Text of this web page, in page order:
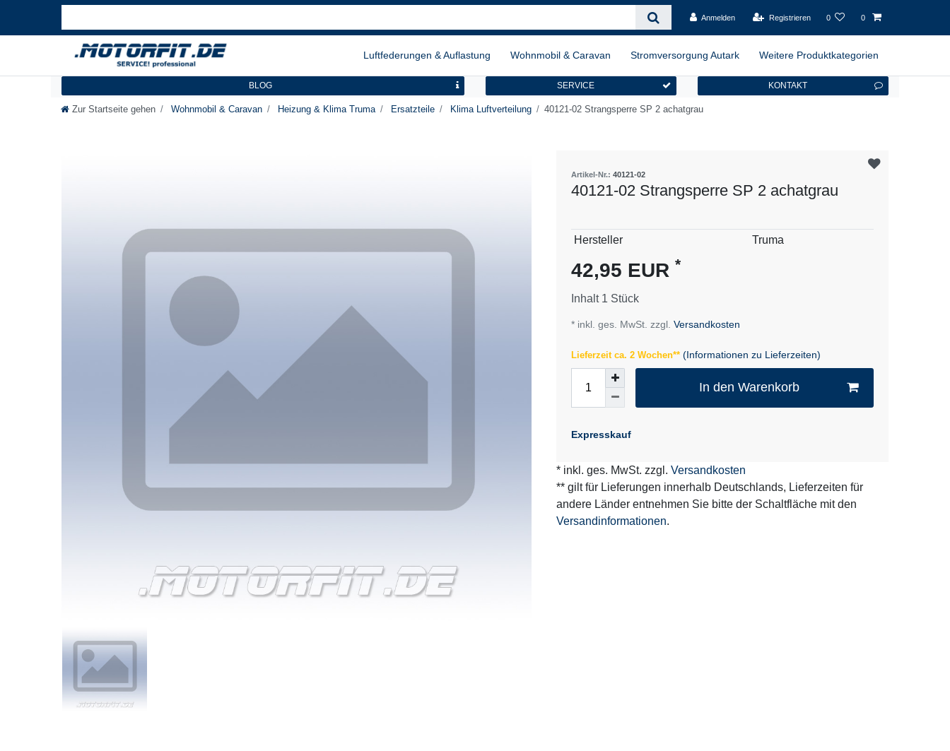
Anmelden Registrieren 0 0
Luftfederungen & Auflastung Wohnmobil & Caravan Stromversorgung Autark Weitere Produktkategorien
BLOG SERVICE KONTAKT
Zur Startseite gehen Wohnmobil & Caravan Heizung & Klima Truma Ersatzteile Klima Luftverteilung 40121-02 Strangsperre SP 2 achatgrau
Artikel-Nr.: 40121-02
40121-02 Strangsperre SP 2 achatgrau
Technisches
Wert
Hersteller Truma
42,95 EUR *
Inhalt 1 Stück
* inkl. ges. MwSt. zzgl. Versandkosten
Lieferzeit ca. 2 Wochen** (Informationen zu Lieferzeiten)
In den Warenkorb
Expresskauf
* inkl. ges. MwSt. zzgl. Versandkosten
** gilt für Lieferungen innerhalb Deutschlands, Lieferzeiten für
andere Länder entnehmen Sie bitte der Schaltfläche mit den
Versandinformationen.